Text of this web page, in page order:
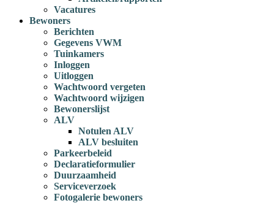
Vacatures
Bewoners
Berichten
Gegevens VWM
Tuinkamers
Inloggen
Uitloggen
Wachtwoord vergeten
Wachtwoord wijzigen
Bewonerslijst
ALV
Notulen ALV
ALV besluiten
Parkeerbeleid
Declaratieformulier
Duurzaamheid
Serviceverzoek
Fotogalerie bewoners